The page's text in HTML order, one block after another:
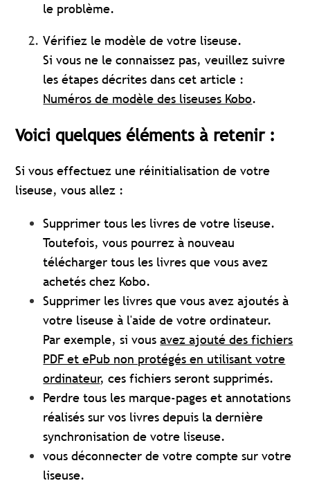
le problème.
Vérifiez le modèle de votre liseuse.
Si vous ne le connaissez pas, veuillez suivre
les étapes décrites dans cet article :
Numéros de modèle des liseuses Kobo.
Voici quelques éléments à retenir :
Si vous effectuez une réinitialisation de votre
liseuse, vous allez :
Supprimer tous les livres de votre liseuse.
Toutefois, vous pourrez à nouveau
télécharger tous les livres que vous avez
achetés chez Kobo.
Supprimer les livres que vous avez ajoutés à
votre liseuse à l'aide de votre ordinateur.
Par exemple, si vousavez ajouté des fichiers
PDF et ePub non protégés en utilisant votre
ordinateur, ces fichiers seront supprimés.
Perdre tous les marque-pages et annotations
réalisés sur vos livres depuis la dernière
synchronisation de votre liseuse.
vous déconnecter de votre compte sur votre
liseuse.